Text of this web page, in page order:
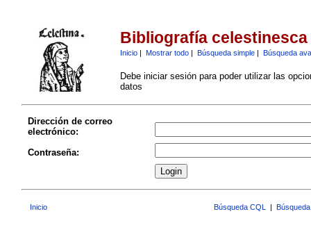
Bibliografía celestinesca
Inicio| Mostrar todo| Búsqueda simple| Búsqueda
Debe iniciar sesión para poder utilizar las
datos
Dirección de correo
electrónico:
Contraseña:
Inicio Búsqueda CQL |